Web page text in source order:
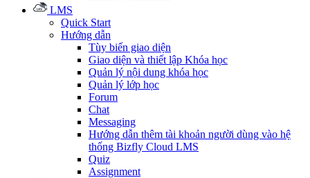
LMS
Quick Start
Hướng dẫn
Tùy biến giao diện
Giao diện và thiết lập Khóa học
Quản lý nội dung khóa học
Quản lý lớp học
Forum
Chat
Messaging
Hướng dẫn thêm tài khoản người dùng vào hệ
thống Bizfly Cloud LMS
Quiz
Assignment